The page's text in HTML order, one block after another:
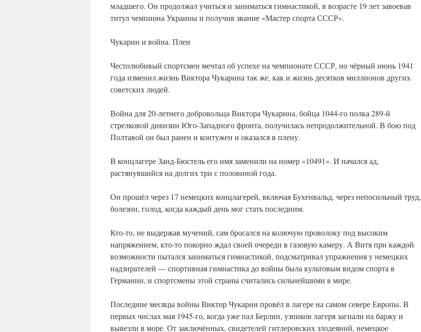
младшего. Он продолжал учиться и заниматься гимнастикой, в возрасте 19 лет завоевав
титул чемпиона Украины и получив звание «Мастер спорта СССР».
Чукарин и война. Плен
Честолюбивый спортсмен мечтал об успехе на чемпионате СССР, но чёрный июнь 1941
года изменил жизнь Виктора Чукарина так же, как и жизнь десятков миллионов других
советских людей.
Война для 20-летнего добровольца Виктора Чукарина, бойца 1044-го полка 289-й
стрелковой дивизии Юго-Западного фронта, получилась непродолжительной. В бою под
Полтавой он был ранен и контужен и оказался в плену.
В концлагере Занд-Бюстель его имя заменили на номер «10491». И начался ад,
растянувшийся на долгих три с половиной года.
Он прошёл через 17 немецких концлагерей, включая Бухенвальд, через непосильный труд,
болезни, голод, когда каждый день мог стать последним.
Кто-то, не выдержав мучений, сам бросался на колючую проволоку под высоким
напряжением, кто-то покорно ждал своей очереди в газовую камеру. А Витя при каждой
возможности пытался заниматься гимнастикой, подсматривал упражнения у немецких
надзирателей — спортивная гимнастика до войны была культовым видом спорта в
Германии, и спортсмены этой страны считались сильнейшими в мире.
Последние месяцы войны Виктор Чукарин провёл в лагере на самом севере Европы. В
первых числах мая 1945-го, когда уже пал Берлин, узников лагеря загнали на баржу и
вывезли в море. От заключённых, свидетелей гитлеровских злодеяний, немецкое